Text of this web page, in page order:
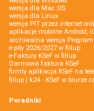
wersja dla Mac OS
wersja dla Linux
wersja PIT przez internet
aplikacje mobilne Android,
archiwalna wersja
e-pity 2026/2027 w fillup
e‑Faktury KSeF w fillup
Darmowa faktura KSeF
firmly aplikacja KSeF na
fillup | k24 - KSeF w biurze
Poradniki